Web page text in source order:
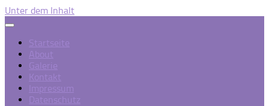
Unter dem Inhalt
Startseite
About
Galerie
Kontakt
Impressum
Datenschutz